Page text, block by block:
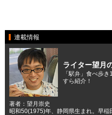
連載情報
ライター望月
「駅弁」食べ歩
すら紹介！
著者：望月崇史
昭和50(1975)年、静岡県生まれ。早